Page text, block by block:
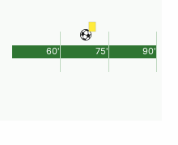
90'
60' 75'